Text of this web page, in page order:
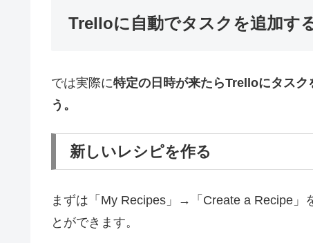
Trelloに自動でタスクを追加す
では実際に特定の日時が来たらTrelloにタスク
う。
新しいレシピを作る
まずは「My Recipes」→「Create a Recipe」
とができます。